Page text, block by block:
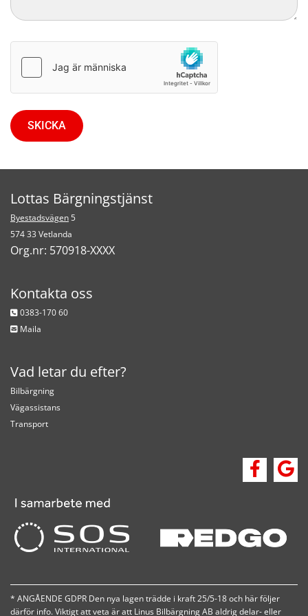
Lottas Bärgningstjänst
Byestadsvägen 5
574 33 Vetlanda
Org.nr: 570918-XXXX
Kontakta oss
 0383-170 60
 Maila
Vad letar du efter?
Bilbärgning
Vägassistans
Transport
* ANGÅENDE GDPR Den nya lagen trädde i kraft 25/5-18 och här följer
därför info. Viktigt att veta är att Linus Bilbärgning AB aldrig delar- eller